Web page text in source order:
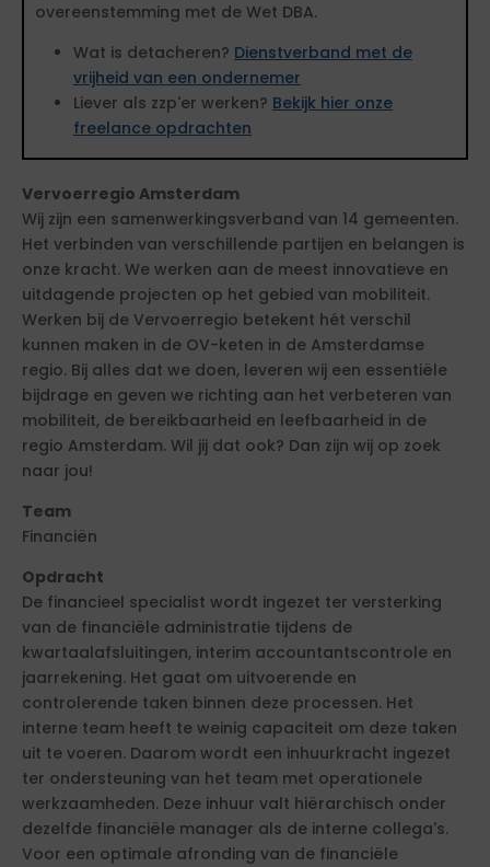
overeenstemming met de Wet DBA.
Wat is detacheren? Dienstverband met de
vrijheid van een ondernemer
Liever als zzp'er werken? Bekijk hier onze
freelance opdrachten
Vervoerregio Amsterdam
Wij zijn een samenwerkingsverband van 14 gemeenten.
Het verbinden van verschillende partijen en belangen is
onze kracht. We werken aan de meest innovatieve en
uitdagende projecten op het gebied van mobiliteit.
Werken bij de Vervoerregio betekent hét verschil
kunnen maken in de OV-keten in de Amsterdamse
regio. Bij alles dat we doen, leveren wij een essentiële
bijdrage en geven we richting aan het verbeteren van
mobiliteit, de bereikbaarheid en leefbaarheid in de
regio Amsterdam. Wil jij dat ook? Dan zijn wij op zoek
naar jou!
Team
Financiën
Opdracht
De financieel specialist wordt ingezet ter versterking
van de financiële administratie tijdens de
kwartaalafsluitingen, interim accountantscontrole en
jaarrekening. Het gaat om uitvoerende en
controlerende taken binnen deze processen. Het
interne team heeft te weinig capaciteit om deze taken
uit te voeren. Daarom wordt een inhuurkracht ingezet
ter ondersteuning van het team met operationele
werkzaamheden. Deze inhuur valt hiërarchisch onder
dezelfde financiële manager als de interne collega's.
Voor een optimale afronding van de financiële